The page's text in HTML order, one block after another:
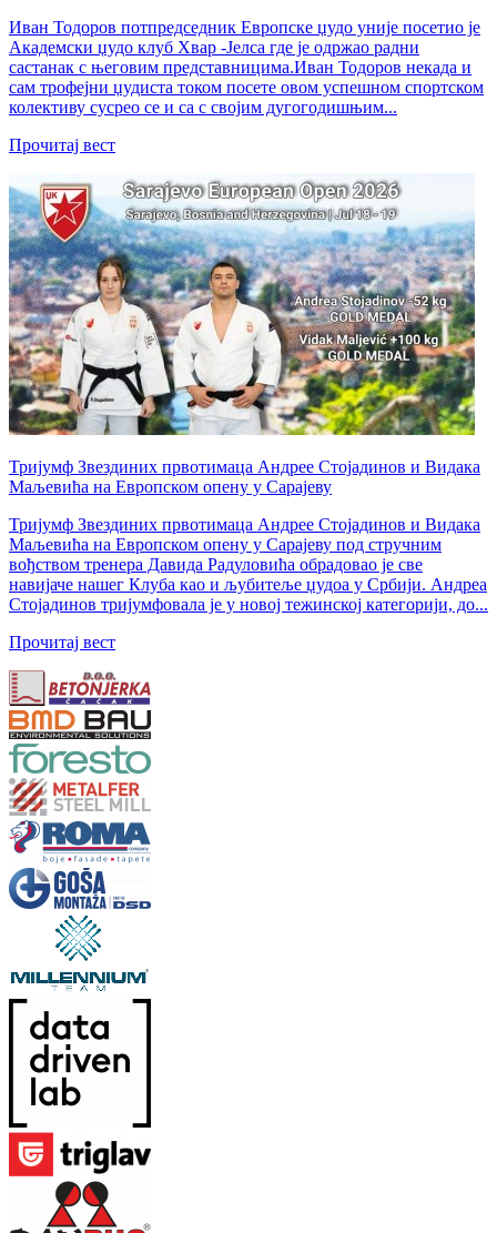
Иван Тодоров потпредседник Европске џудо уније посетио је
Академски џудо клуб Хвар -Јелса где је одржао радни
састанак с његовим представницима.Иван Тодоров некада и
сам трофејни џудиста током посете овом успешном спортском
колективу сусрео се и са с својим дугогодишњим...
Прочитај вест
Тријумф Звездиних првотимаца Андрее Стојадинов и Видака
Маљевића на Европском опену у Сарајеву
Тријумф Звездиних првотимаца Андрее Стојадинов и Видака
Маљевића на Европском опену у Сарајеву под стручним
вођством тренера Давида Радуловића обрадовао је све
навијаче нашег Клуба као и љубитеље џудоа у Србији. Андреа
Стојадинов тријумфовала је у новој тежинској категорији, до...
Прочитај вест